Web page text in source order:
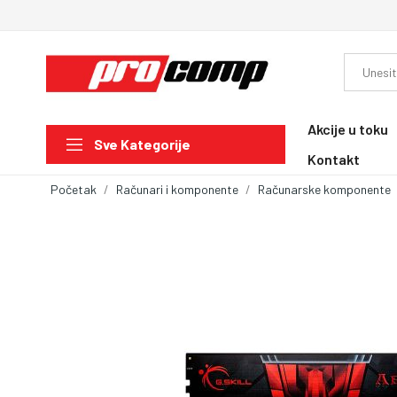
Sve Kategorije
Akcije u toku
Kontakt
Početak Računari i komponente Računarske komponente